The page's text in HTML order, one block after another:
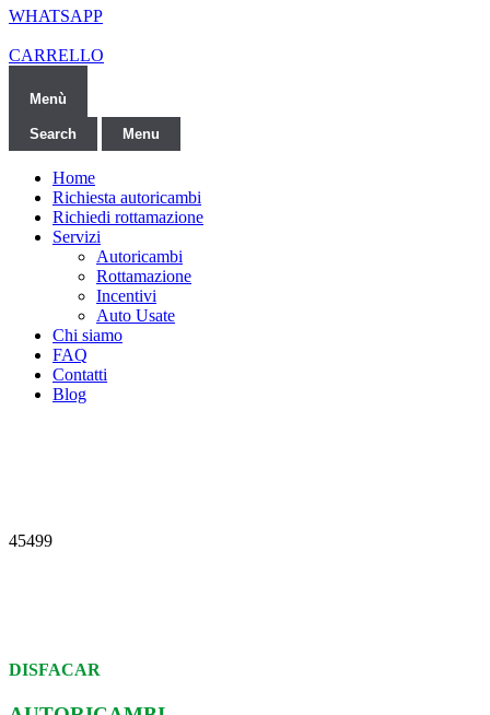
WHATSAPP
CARRELLO
Menù
Search Menu
Home
Richiesta autoricambi
Richiedi rottamazione
Servizi
Autoricambi
Rottamazione
Incentivi
Auto Usate
Chi siamo
FAQ
Contatti
Blog
45499
DISFACAR